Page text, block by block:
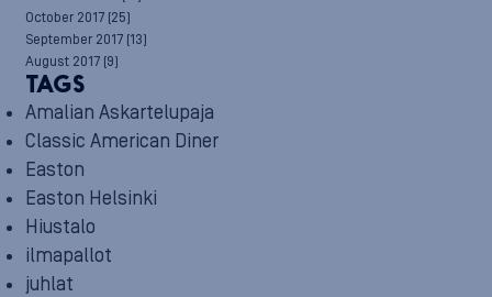
October 2017 (25)
September 2017 (13)
August 2017 (9)
TAGS
Amalian Askartelupaja
Classic American Diner
Easton
Easton Helsinki
Hiustalo
ilmapallot
juhlat